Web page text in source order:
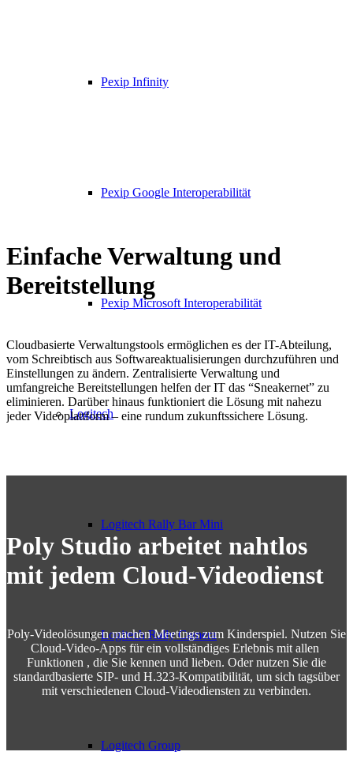
Pexip Infinity
Pexip Google Interoperabilität
Pexip Microsoft Interoperabilität
Logitech
Logitech Rally Bar Mini
Logitech Rally Camera
Logitech Group
Einfache Verwaltung und
Bereitstellung
Cloudbasierte Verwaltungstools ermöglichen es der IT-Abteilung,
vom Schreibtisch aus Softwareaktualisierungen durchzuführen und
Einstellungen zu ändern. Zentralisierte Verwaltung und
umfangreiche Bereitstellungen helfen der IT das “Sneakernet” zu
eliminieren. Darüber hinaus funktioniert die Lösung mit nahezu
jeder Videoplattform – eine rundum zukunftssichere Lösung.
Poly Studio arbeitet nahtlos
mit jedem Cloud-Videodienst
Poly-Videolösungen machen Meetings zum Kinderspiel. Nutzen Sie
Cloud-Video-Apps für ein vollständiges Erlebnis mit allen
Funktionen , die Sie kennen und lieben. Oder nutzen Sie die
standardbasierte SIP- und H.323-Kompatibilität, um sich tagsüber
mit verschiedenen Cloud-Videodiensten zu verbinden.